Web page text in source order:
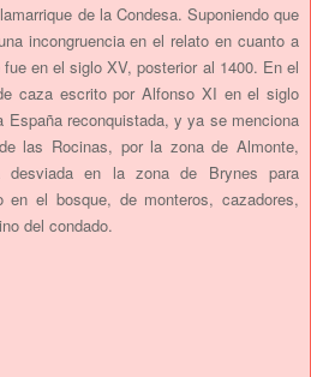
de la Condesa. Suponiendo que
incongruencia en el relato en cuanto a
en el siglo XV, posterior al 1400. En el
caza escrito por Alfonso XI en el siglo
España reconquistada, y ya se menciona
las Rocinas, por la zona de Almonte,
en la zona de Brynes para
en el bosque, de monteros, cazadores,
del condado.